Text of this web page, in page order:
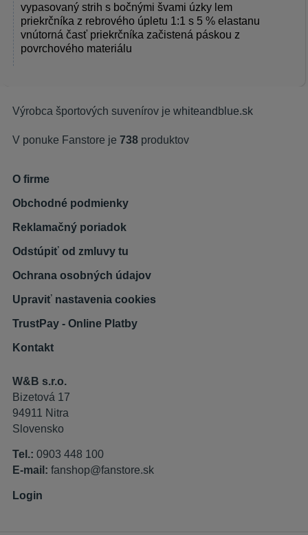
vypasovaný strih s bočnými švami úzky lem
priekrčníka z rebrového úpletu 1:1 s 5 % elastanu
vnútorná časť priekrčníka začistená páskou z
povrchového materiálu
Výrobca športových suvenírov je whiteandblue.sk
V ponuke Fanstore je 738 produktov
O firme
Obchodné podmienky
Reklamačný poriadok
Odstúpiť od zmluvy tu
Ochrana osobných údajov
Upraviť nastavenia cookies
TrustPay - Online Platby
Kontakt
W&B s.r.o.
Bizetová 17
94911 Nitra
Slovensko
Tel.: 0903 448 100
E-mail: fanshop@fanstore.sk
Login